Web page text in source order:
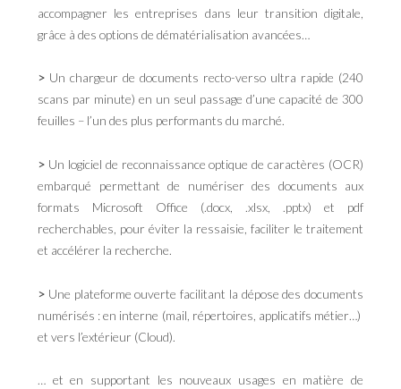
accompagner les entreprises dans leur transition digitale,
grâce à des options de dématérialisation avancées…
> Un chargeur de documents recto-verso ultra rapide (240
scans par minute) en un seul passage d’une capacité de 300
feuilles – l’un des plus performants du marché.
> Un logiciel de reconnaissance optique de caractères (OCR)
embarqué permettant de numériser des documents aux
formats Microsoft Office (.docx, .xlsx, .pptx) et pdf
recherchables, pour éviter la ressaisie, faciliter le traitement
et accélérer la recherche.
> Une plateforme ouverte facilitant la dépose des documents
numérisés : en interne (mail, répertoires, applicatifs métier…)
et vers l’extérieur (Cloud).
… et en supportant les nouveaux usages en matière de